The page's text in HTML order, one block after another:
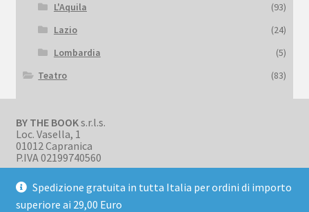
Spedizione gratuita in tutta Italia per ordini di importo
superiore ai 29,00 Euro
L'Aquila
(93)
Lazio
(24)
Lombardia
(5)
Teatro
(83)
BY THE BOOKs.r.l.s.
Loc. Vasella, 1
01012 Capranica
P.IVA 02199740560